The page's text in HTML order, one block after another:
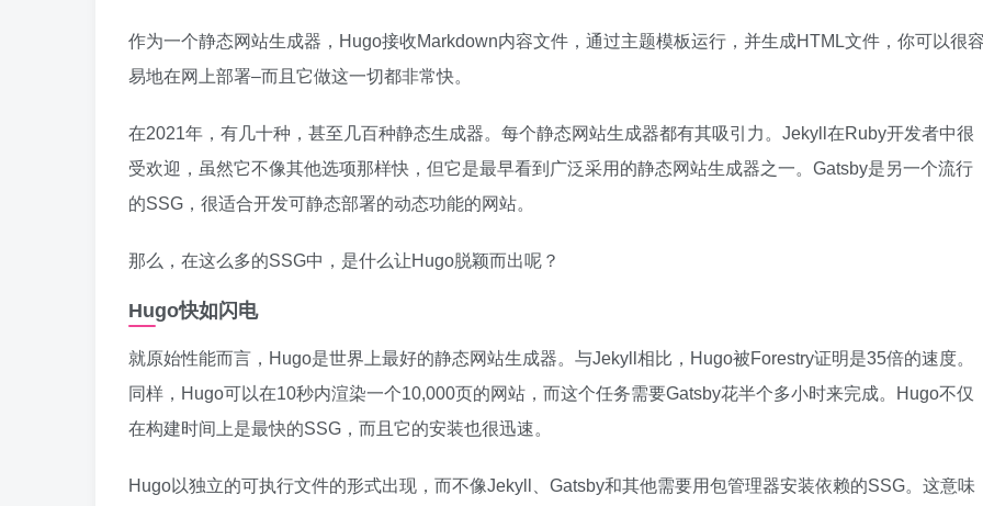
作为一个静态网站生成器，Hugo接收Markdown内容文件，通过主题模板运行，并生成HTML文件，你可以很
易地在网上部署–而且它做这一切都非常快。
在2021年，有几十种，甚至几百种静态生成器。每个静态网站生成器都有其吸引力。Jekyll在Ruby开发者中很
受欢迎，虽然它不像其他选项那样快，但它是最早看到广泛采用的静态网站生成器之一。Gatsby是另一个流行
的SSG，很适合开发可静态部署的动态功能的网站。
那么，在这么多的SSG中，是什么让Hugo脱颖而出呢？
Hugo快如闪电
就原始性能而言，Hugo是世界上最好的静态网站生成器。与Jekyll相比，Hugo被Forestry证明是35倍的速度。
同样，Hugo可以在10秒内渲染一个10,000页的网站，而这个任务需要Gatsby花半个多小时来完成。Hugo不仅
在构建时间上是最快的SSG，而且它的安装也很迅速。
Hugo以独立的可执行文件的形式出现，而不像Jekyll、Gatsby和其他需要用包管理器安装依赖的SSG。这意味